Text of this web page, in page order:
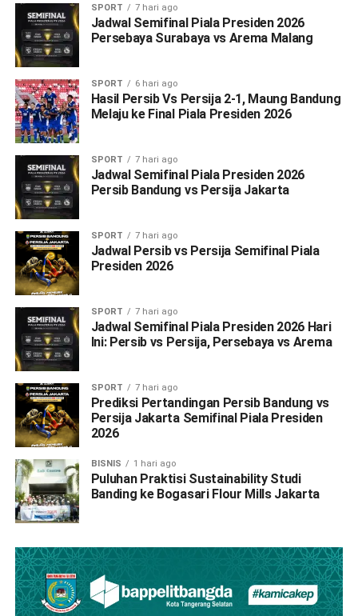
SPORT 7 hari ago
Jadwal Semifinal Piala Presiden 2026
Persebaya Surabaya vs Arema Malang
SPORT 6 hari ago
Hasil Persib Vs Persija 2-1, Maung Bandung
Melaju ke Final Piala Presiden 2026
SPORT 7 hari ago
Jadwal Semifinal Piala Presiden 2026
Persib Bandung vs Persija Jakarta
SPORT 7 hari ago
Jadwal Persib vs Persija Semifinal Piala
Presiden 2026
SPORT 7 hari ago
Jadwal Semifinal Piala Presiden 2026 Hari
Ini: Persib vs Persija, Persebaya vs Arema
SPORT 7 hari ago
Prediksi Pertandingan Persib Bandung vs
Persija Jakarta Semifinal Piala Presiden
2026
BISNIS 1 hari ago
Puluhan Praktisi Sustainability Studi
Banding ke Bogasari Flour Mills Jakarta